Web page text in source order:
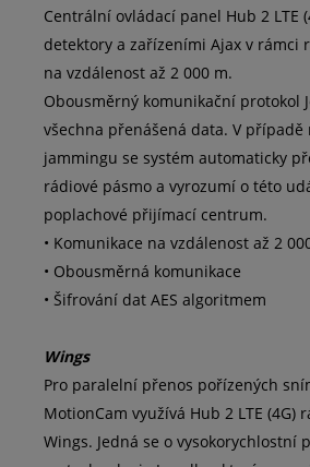
Centrální ovládací panel Hub 2 LTE
detektory a zařízeními Ajax v rámci
na vzdálenost až 2 000 m.
Obousměrný komunikační protokol
všechna přenášená data. V
jammingu se systém automaticky
rádiové pásmo a vyrozumí o této
poplachové přijímací centrum.
• Komunikace na vzdálenost až 2
• Obousměrná komunikace
• Šifrování dat AES algoritmem
Wings
Pro paralelní přenos pořízených
MotionCam využívá Hub 2 LTE (4G)
Wings. Jedná se o vysokorychlostní